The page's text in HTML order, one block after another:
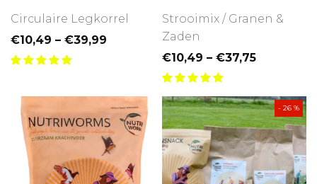
Circulaire Legkorrel
€10,49 – €39,99
Strooimix / Granen &
Zaden
€10,49 – €37,75
- 26 %